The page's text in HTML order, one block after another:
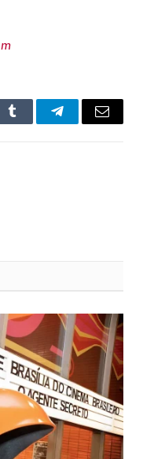
Tumblr TelegramEmail